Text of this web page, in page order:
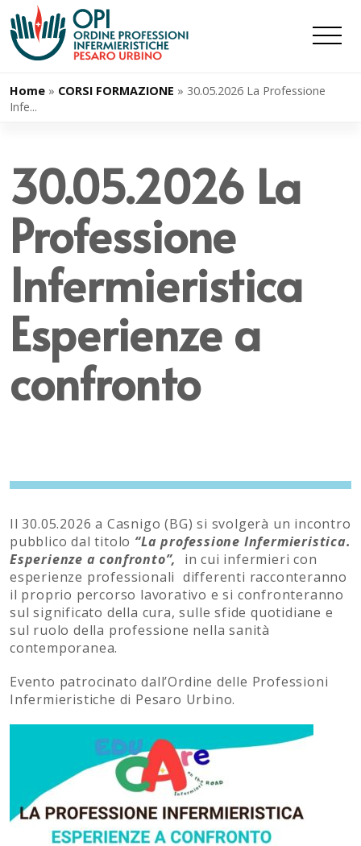
contenuto
Home » CORSI FORMAZIONE » 30.05.2026 La Professione
Infe...
30.05.2026 La
Professione
Infermieristica
Esperienze a
confronto
Il 30.05.2026 a Casnigo (BG) si svolgerà un incontro
pubblico dal titolo “La professione Infermieristica.
Esperienze a confronto”,
in cui infermieri con
esperienze professionali differenti racconteranno
il proprio percorso lavorativo e si confronteranno
sul significato della cura, sulle sfide quotidiane e
sul ruolo della professione nella sanità
contemporanea.
Evento patrocinato dall’Ordine delle Professioni
Infermieristiche di Pesaro Urbino.